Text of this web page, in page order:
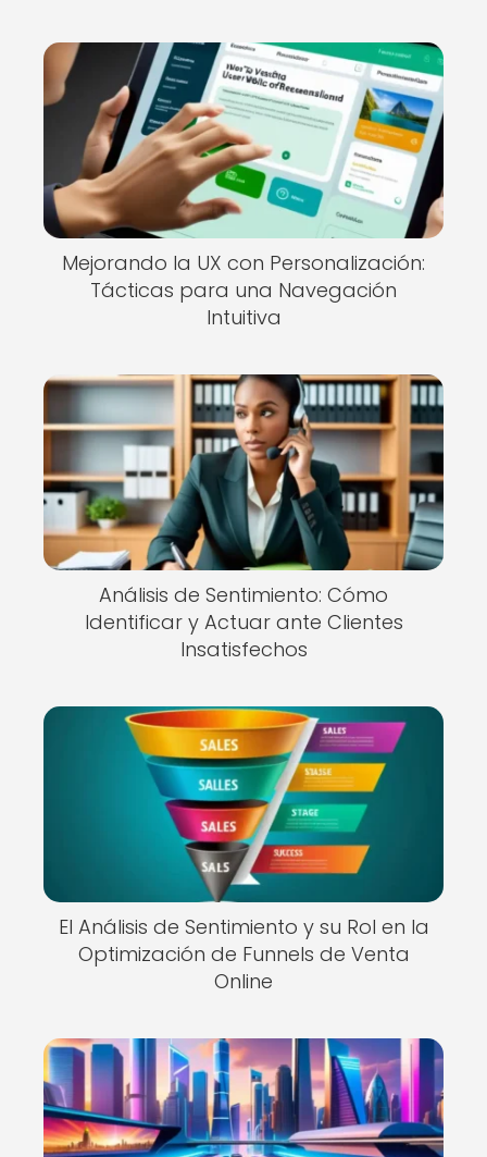
Mejorando la UX con Personalización:
Tácticas para una Navegación
Intuitiva
Análisis de Sentimiento: Cómo
Identificar y Actuar ante Clientes
Insatisfechos
El Análisis de Sentimiento y su Rol en la
Optimización de Funnels de Venta
Online